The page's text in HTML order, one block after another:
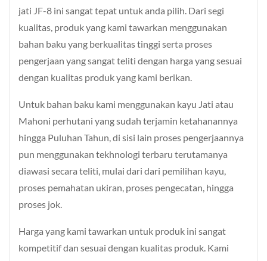
jati JF-8 ini sangat tepat untuk anda pilih. Dari segi
kualitas, produk yang kami tawarkan menggunakan
bahan baku yang berkualitas tinggi serta proses
pengerjaan yang sangat teliti dengan harga yang sesuai
dengan kualitas produk yang kami berikan.
Untuk bahan baku kami menggunakan kayu Jati atau
Mahoni perhutani yang sudah terjamin ketahanannya
hingga Puluhan Tahun, di sisi lain proses pengerjaannya
pun menggunakan tekhnologi terbaru terutamanya
diawasi secara teliti, mulai dari dari pemilihan kayu,
proses pemahatan ukiran, proses pengecatan, hingga
proses jok.
Harga yang kami tawarkan untuk produk ini sangat
kompetitif dan sesuai dengan kualitas produk. Kami